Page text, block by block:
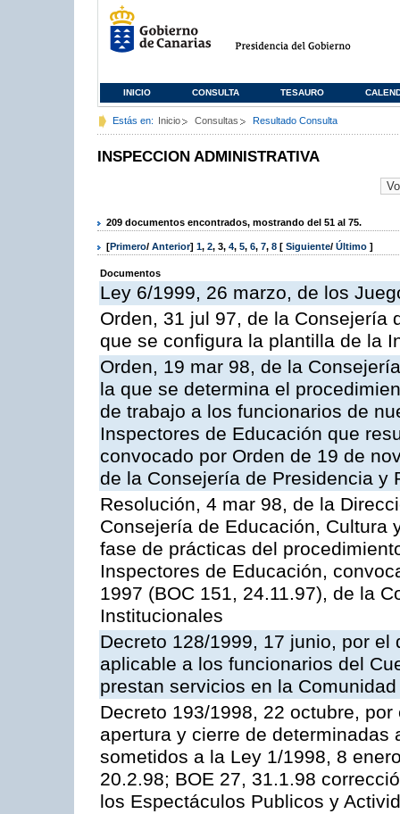
INICIO CONSULTA TESAURO
Estás en: Inicio Consultas Resultado Consulta
INSPECCION ADMINISTRATIVA
209 documentos encontrados, mostrando del 51 al 75.
[Primero/ Anterior] 1, 2, 3, 4, 5, 6, 7, 8 [ Siguiente/ Último ]
Documentos
Ley 6/1999, 26 marzo, de los
Orden, 31 jul 97, de la Consejería
que se configura la plantilla de la
Orden, 19 mar 98, de la
la que se determina el
de trabajo a los funcionarios de
Inspectores de Educación que
convocado por Orden de 19 de
de la Consejería de Presidencia y
Resolución, 4 mar 98, de la
Consejería de Educación, Cultura
fase de prácticas del
Inspectores de Educación,
1997 (BOC 151, 24.11.97), de la
Institucionales
Decreto 128/1999, 17 junio, por
aplicable a los funcionarios del
prestan servicios en la
Decreto 193/1998, 22 octubre,
apertura y cierre de
sometidos a la Ley 1/1998, 8
20.2.98; BOE 27, 31.1.98
los Espectáculos Publicos y